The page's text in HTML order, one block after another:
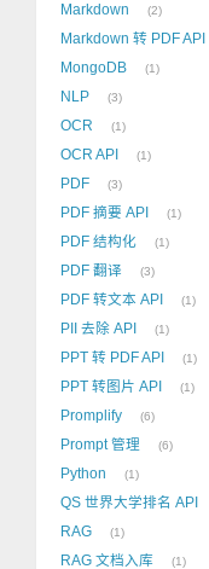
Markdown 2
Markdown 转 PDF API
MongoDB 1
NLP 3
OCR 1
OCR API 1
PDF 3
PDF 摘要 API 1
PDF 结构化 1
PDF 翻译 3
PDF 转文本 API 1
PII 去除 API 1
PPT 转 PDF API 1
PPT 转图片 API 1
Promplify 6
Prompt 管理 6
Python 1
QS 世界大学排名 API
RAG 1
RAG 文档入库 1